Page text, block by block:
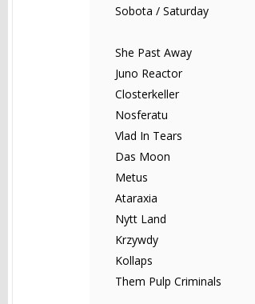
Sobota / Saturday
She Past Away
Juno Reactor
Closterkeller
Nosferatu
Vlad In Tears
Das Moon
Metus
Ataraxia
Nytt Land
Krzywdy
Kollaps
Them Pulp Criminals